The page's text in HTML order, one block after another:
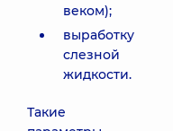
веком);
выработку
слезной
жидкости.
Такие